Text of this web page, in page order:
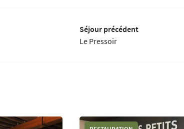
Séjour précédent
Le Pressoir